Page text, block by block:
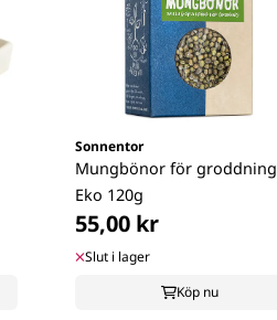
Sonnentor
Mungbönor för groddning
Eko 120g
55,00 kr
Slut i lager
Köp nu